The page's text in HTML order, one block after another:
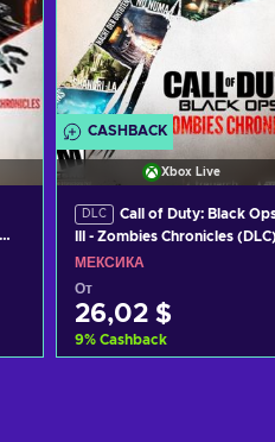
CASHBACK
Xbox Live
DLC
Call of Duty: Black
III - Zombies Chronicles
XBOX LIVE Key MEXICO
МЕКСИКА
От
26,02 $
9% Cashback